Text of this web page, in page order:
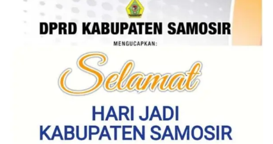
rumah warga di beberapa lingkungan yang ada di
kelurahan tersebut.‎Sambang Langsung ke Rumah
Warga‎Dalam kegiatan ini, Aiptu Muliyadi
Suraukur mendatangi warga secara langsung dari
rumah ke rumah untuk menjalin silaturahmi
sekaligus menyampaikan pesan-pesan
kamtibmas. Kehadiran petugas disambut baik
oleh warga, yang sebagian besar tengah bersiap
menyambut momentum HUT Kemerdekaan RI
dengan berbagai persiapan di lingkungan
masing-masing.‎Dalam dialog yang berlangsung